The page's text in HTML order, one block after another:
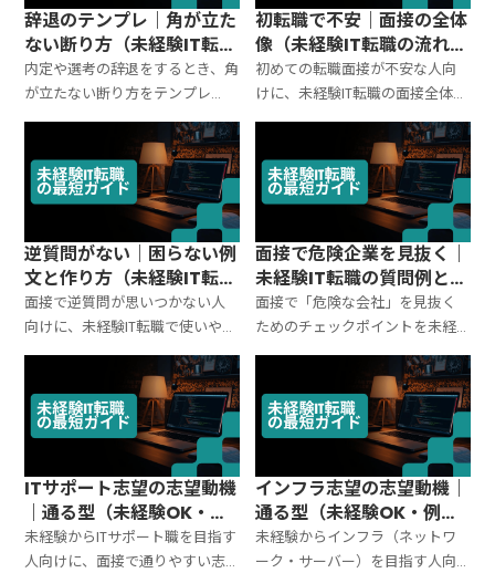
辞退のテンプレ｜角が立た
ない断り方（未経験IT転
職・電話/メール例文）
内定や選考の辞退をするとき、角
が立たない断り方をテンプレ
化。未経験IT転職でも失礼になり
にくい「感謝→辞退→簡潔理由
→お詫び」の順で、電話とメール
の例文、注意点、よくある質問
初転職で不安｜面接の全体
像（未経験IT転職の流れと
準備チェック）
初めての転職面接が不安な人向
けに、未経験IT転職の面接全体像
を整理。面接の流れ、見られる
ポイント、準備の順番、当日の
動き、終わった後の対応まで、迷
いにくいチェックリストでまと
逆質問がない｜困らない例
文と作り方（未経験IT転職
の面接で使える）
面接で逆質問が思いつかない人
向けに、未経験IT転職で使いやす
い逆質問例を目的別に整理。評
価されやすい聞き方、質問の作
り方テンプレ、避けたいNGまで
まとめます。
面接で危険企業を見抜く｜
未経験IT転職の質問例と赤
信号チェック
面接で「危険な会社」を見抜く
ためのチェックポイントを未経
験IT転職向けに整理。求人票では
分からない運用実態（教育・残
業・評価・体制）を、角が立た
ずに確認できる質問例つきで解
ITサポート志望の志望動機
｜通る型（未経験OK・例
文つき）
未経験からITサポート職を目指す
人向けに、面接で通りやすい志
インフラ志望の志望動機｜
通る型（未経験OK・例文
つき）
未経験からインフラ（ネットワ
ーク・サーバー）を目指す人向